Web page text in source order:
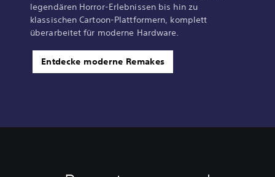
legendären Horror-Erlebnissen bis hin zu
klassischen Cartoon-Plattformern, komplett
überarbeitet für moderne Hardware.
Entdecke moderne Remakes